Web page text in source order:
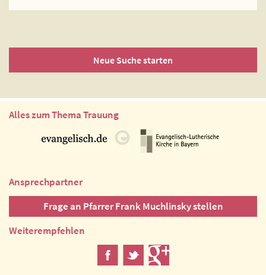
Neue Suche starten
Alles zum Thema Trauung
Ansprechpartner
Frage an Pfarrer Frank Muchlinsky stellen
Weiterempfehlen